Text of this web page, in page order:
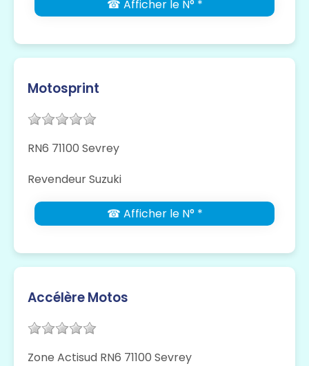
☎ Afficher le N° *
Motosprint
RN6 71100 Sevrey
Revendeur Suzuki
☎ Afficher le N° *
Accélère Motos
Zone Actisud RN6 71100 Sevrey